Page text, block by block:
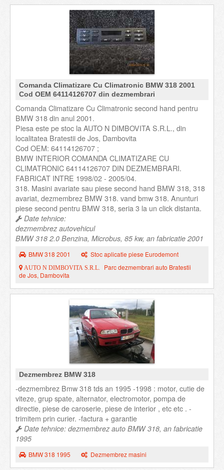
Comanda Climatizare Cu Climatronic BMW 318 2001
Cod OEM 64114126707 din dezmembrari
Comanda Climatizare Cu Climatronic second hand pentru
BMW 318 din anul 2001.
Piesa este pe stoc la AUTO N DIMBOVITA S.R.L., din
localitatea Bratestii de Jos, Dambovita
Cod OEM: 64114126707 ;
BMW INTERIOR COMANDA CLIMATIZARE CU
CLIMATRONIC 64114126707 DIN DEZMEMBRARI.
FABRICAT INTRE 1998/02 - 2005/04.
318. Masini avariate sau piese second hand BMW 318, 318
avariat, dezmembrez BMW 318. vand bmw 318. Anunturi
piese second pentru BMW 318, seria 3 la un click distanta.
Date tehnice:
dezmembrez autovehicul
BMW 318 2.0 Benzina, Microbus, 85 kw, an fabricatie 2001
BMW 318 2001 Stoc aplicatie piese Eurodemont
AUTO N DIMBOVITA S.R.L.
Parc dezmembrari auto Bratestii
de Jos, Dambovita
Dezmembrez BMW 318
-dezmembrez Bmw 318 tds an 1995 -1998 : motor, cutie de
viteze, grup spate, alternator, electromotor, pompa de
directie, piese de caroserie, piese de interior , etc etc . -
trimitem prin curier. -factura + garantie
Date tehnice: dezmembrez auto BMW 318, an fabricatie
1995
BMW 318 1995 Dezmembrez masini